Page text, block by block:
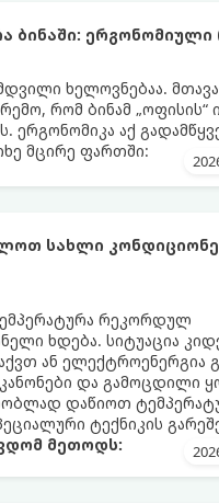
ბინაში: ერგონომიული
ხელოვნებაა.
რომ ბინამ „ოფისის“
ერგონომიკა აქ
მცირე ფართში:
სახლი
რეკორდულ
ხდება. სიტუაცია
ან ელექტროენერგია
და გამოცდილი
დაწიოთ
ტექნიკის
მეთოდს: